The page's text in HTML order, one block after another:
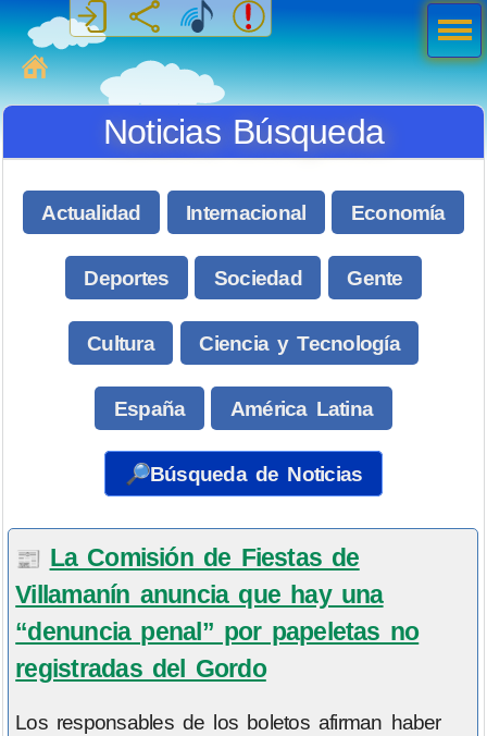
MiSabueso
Noticias Búsqueda
Actualidad Internacional Economía
Deportes Sociedad Gente
Cultura Ciencia y Tecnología
España América Latina
🔎Búsqueda de Noticias
📰 La Comisión de Fiestas de
Villamanín anuncia que hay una
“denuncia penal” por papeletas no
registradas del Gordo
Los responsables de los boletos afirman haber
Men
ú